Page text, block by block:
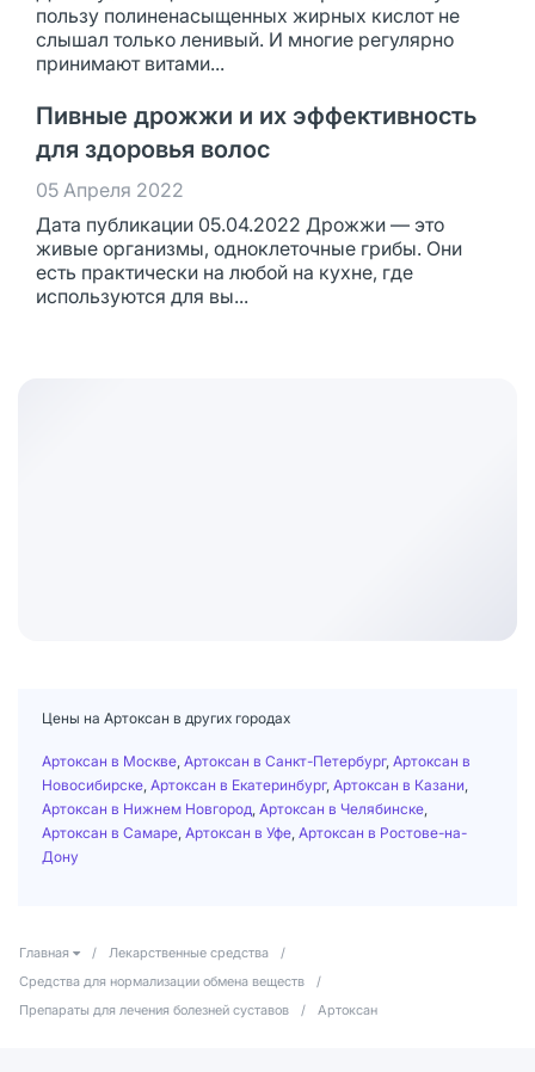
пользу полиненасыщенных жирных кислот не
слышал только ленивый. И многие регулярно
принимают витами...
Пивные дрожжи и их эффективность
для здоровья волос
05 Апреля 2022
Дата публикации 05.04.2022 Дрожжи — это
живые организмы, одноклеточные грибы. Они
есть практически на любой на кухне, где
используются для вы...
Цены на Артоксан в других городах
Артоксан в Москве Артоксан в Санкт-Петербург, Артоксан в
Новосибирске Артоксан в Екатеринбург, Артоксан в Казани
Артоксан в Нижнем Новгород Артоксан в Челябинске
Артоксан в Самаре Артоксан в Уфе Артоксан в Ростове-на-
Дону
Главная / Лекарственные средства
/
Средства для нормализации обмена веществ
/
Препараты для лечения болезней суставов
/ Артоксан